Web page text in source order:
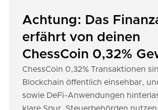
Achtung: Das
erfährt von deinen
ChessCoin 0,32%
ChessCoin 0,32% Transaktionen
Blockchain öffentlich einsehbar,
sowie DeFi-Anwendungen